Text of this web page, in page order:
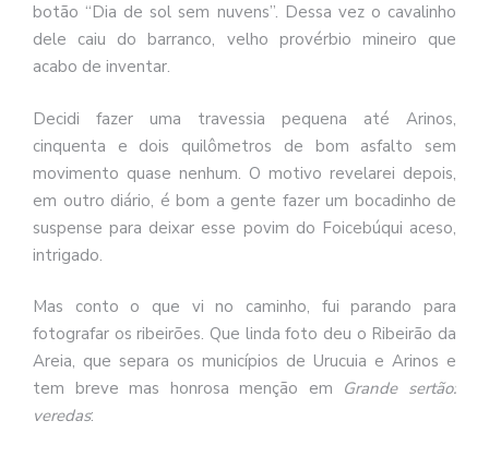
botão “Dia de sol sem nuvens”. Dessa vez o cavalinho
dele caiu do barranco, velho provérbio mineiro que
acabo de inventar.
Decidi fazer uma travessia pequena até Arinos,
cinquenta e dois quilômetros de bom asfalto sem
movimento quase nenhum. O motivo revelarei depois,
em outro diário, é bom a gente fazer um bocadinho de
suspense para deixar esse povim do Foicebúqui aceso,
intrigado.
Mas conto o que vi no caminho, fui parando para
fotografar os ribeirões. Que linda foto deu o Ribeirão da
Areia, que separa os municípios de Urucuia e Arinos e
tem breve mas honrosa menção em Grande sertão:
veredas: